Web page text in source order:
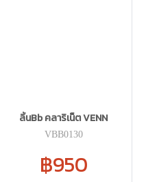
ลิ้นBb คลาริเน็ต VENN
VBB0130
฿950